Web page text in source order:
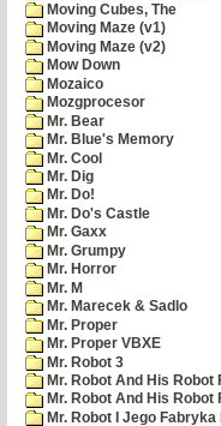
Moving Cubes, The
Moving Maze (v1)
Moving Maze (v2)
Mow Down
Mozaico
Mozgprocesor
Mr. Bear
Mr. Blue's Memory
Mr. Cool
Mr. Dig
Mr. Do!
Mr. Do's Castle
Mr. Gaxx
Mr. Grumpy
Mr. Horror
Mr. M
Mr. Marecek & Sadlo
Mr. Proper
Mr. Proper VBXE
Mr. Robot 3
Mr. Robot And His Robot
Mr. Robot And His
Mr. Robot I Jego Fabryka